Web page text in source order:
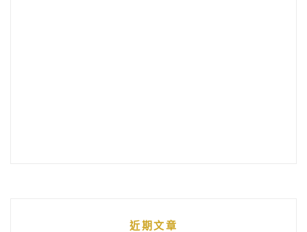
近期文章